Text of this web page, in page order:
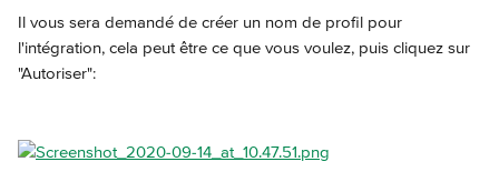
Il vous sera demandé de créer un nom de profil pour
l'intégration, cela peut être ce que vous voulez, puis cliquez sur
"Autoriser":